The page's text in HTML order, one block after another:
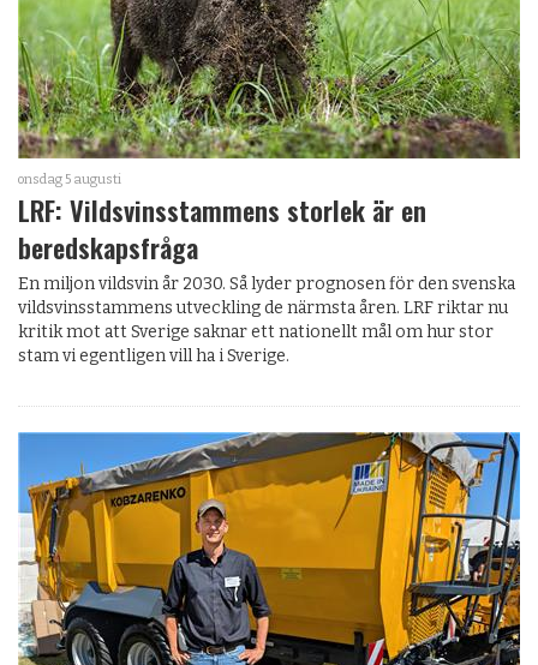
onsdag 5 augusti
LRF: Vildsvinsstammens storlek är en
beredskapsfråga
En miljon vildsvin år 2030. Så lyder prognosen för den svenska
vildsvinsstammens utveckling de närmsta åren. LRF riktar nu
kritik mot att Sverige saknar ett nationellt mål om hur stor
stam vi egentligen vill ha i Sverige.